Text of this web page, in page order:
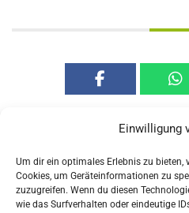
Einwilligung
Um dir ein optimales Erlebnis zu bieten,
Cookies, um Geräteinformationen zu
zuzugreifen. Wenn du diesen
wie das Surfverhalten oder eindeutige
Vorherige